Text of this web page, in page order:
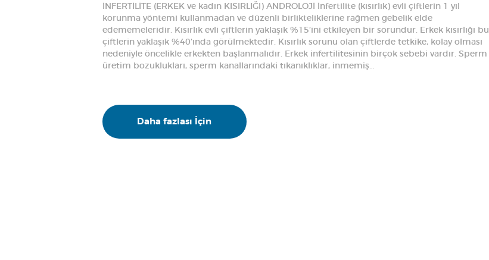
İNFERTİLİTE (ERKEK ve kadın KISIRLIĞI) ANDROLOJİ İnfertilite (kısırlık) evli çiftlerin 1 yıl
korunma yöntemi kullanmadan ve düzenli birlikteliklerine rağmen gebelik elde
edememeleridir. Kısırlık evli çiftlerin yaklaşık %15’ini etkileyen bir sorundur. Erkek kısırlığı bu
çiftlerin yaklaşık %40’ında görülmektedir. Kısırlık sorunu olan çiftlerde tetkike, kolay olması
nedeniyle öncelikle erkekten başlanmalıdır. Erkek infertilitesinin birçok sebebi vardır. Sperm
üretim bozuklukları, sperm kanallarındaki tıkanıklıklar, inmemiş…
Daha fazlası İçin